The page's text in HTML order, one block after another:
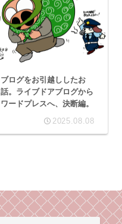
ブログをお引越ししたお
話。ライブドアブログから
ワードプレスへ、決断編。
2025.08.08